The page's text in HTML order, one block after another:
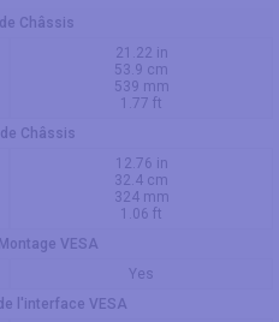
Châssis
21.22 in
53.9 cm
539 mm
1.77 ft
Châssis
12.76 in
32.4 cm
324 mm
1.06 ft
VESA
Yes
l'interface VESA